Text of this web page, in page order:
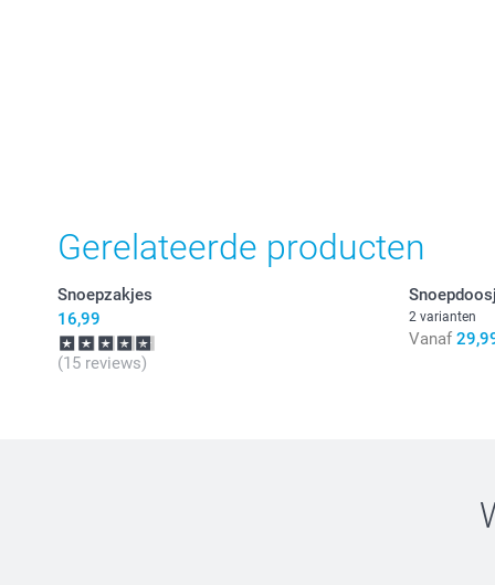
Gerelateerde producten
Snoepzakjes
16,99
(15 reviews)
2 varianten
Vanaf